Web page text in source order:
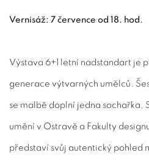
Vernisáž: 7 července od 18. hod.
Výstava 6+1 letní nadstandart je
generace výtvarných umělců.
se malbě doplní jedna sochařka.
umění v Ostravě a Fakulty
představí svůj autentický pohled